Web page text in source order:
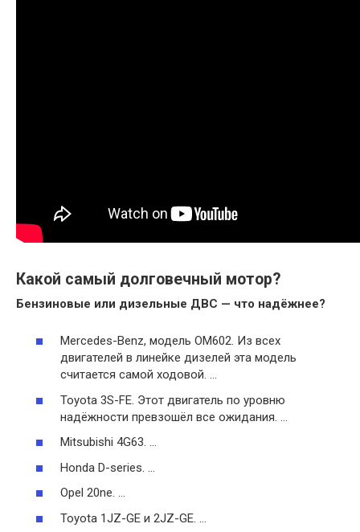
Какой самый долговечный мотор?
Бензиновые или дизельные ДВС — что надёжнее?
Mercedes-Benz, модель OM602. Из всех
двигателей в линейке дизелей эта модель
считается самой ходовой. …
Toyota 3S-FE. Этот двигатель по уровню
надёжности превзошёл все ожидания. …
Mitsubishi 4G63. …
Honda D-series. …
Opel 20ne. …
Toyota 1JZ-GE и 2JZ-GE. …